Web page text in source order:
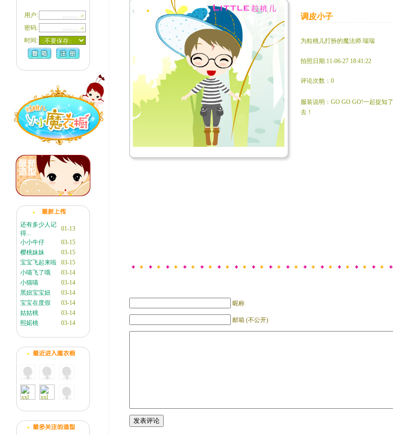
用户:
密码:
时间:
还有多少人记
得...
01-13
小小牛仔
03-15
樱桃妹妹
03-15
宝宝飞起来啦
03-15
小喵飞了哦
03-14
小猫喵
03-14
黑妞宝宝妞
03-14
宝宝在度假
03-14
姑姑桃
03-14
熙婼桃
03-14
调皮小子
为粒桃儿打扮的魔法师:瑞瑞
拍照日期:11-06-27 18:41:22
评论次数：0
服装说明：GO GO GO!一起捉知了
去！
昵称
邮箱 (不公开)